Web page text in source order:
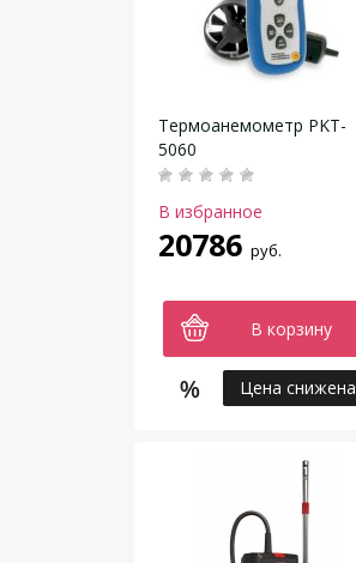
Термоанемометр PKT-
5060
В избранное
20786 руб.
В корзину
Цена снижена